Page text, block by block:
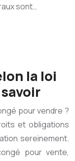
sont…
la loi
pour vendre ?
et obligations
sereinement.
pour vente,